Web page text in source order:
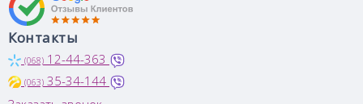
Контакты
(068) 12-44-363
(063) 35-34-144